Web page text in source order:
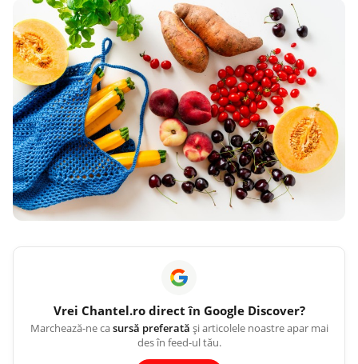
Vrei Chantel.rodirect în Google Discover?
Marchează-ne casursă preferată și articolele noastre apar mai
des în feed-ul tău.